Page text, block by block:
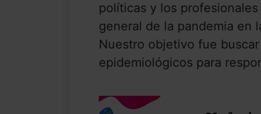
políticas y los
general de la pandemia en
Nuestro objetivo fue
epidemiológicos para